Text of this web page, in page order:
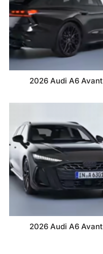
2026 Audi A6 Avant
2026 Audi A6 Avant